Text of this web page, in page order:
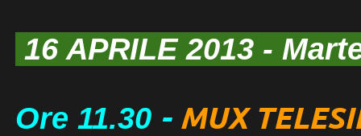
16 APRILE 2013 -
Ore 11.30 - MUX